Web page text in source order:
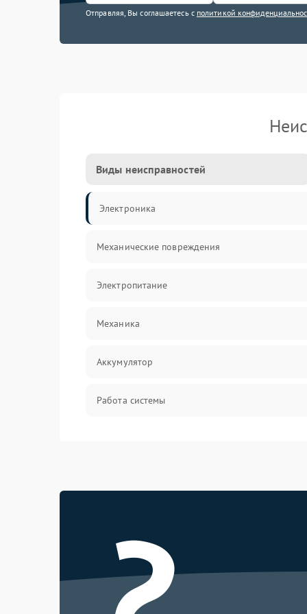
Отправляя, Вы соглашаетесь с политикой
Виды неисправностей
Электроника
Механические повреждения
Электропитание
Механика
Аккумулятор
Работа системы
Мотор
Защита